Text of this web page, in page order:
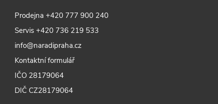
Prodejna+420 777 900 240
Servis+420 736 219 533
info@naradipraha.cz
Kontaktní formulář
IČO 28179064
DIČ CZ28179064